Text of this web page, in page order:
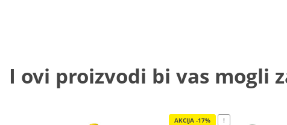
I ovi proizvodi bi vas mogli
AKCIJA -17% !